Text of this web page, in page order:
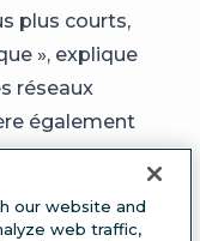
plus courts,
», explique
réseaux
également
our website and
web traffic,